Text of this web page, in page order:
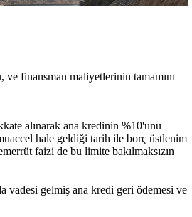
finansman maliyetlerinin tamamını
alınarak ana kredinin %10'unu
hale geldiği tarih ile borç üstlenim
faizi de bu limite bakılmaksızın
vadesi gelmiş ana kredi geri ödemesi ve